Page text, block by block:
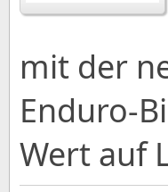
mit der
Enduro-
Wert auf